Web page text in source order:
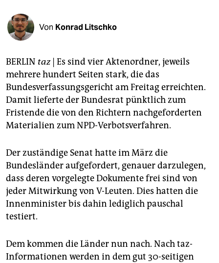
veranstaltungen
shop
unterstützen
abo
genossenschaft
epaper login
Von Konrad Litschko
BERLIN taz| Es sind vier Aktenordner, jeweils
mehrere hundert Seiten stark, die das
Bundesverfassungsgericht am Freitag erreichten.
Damit lieferte der Bundesrat pünktlich zum
Fristende die von den Richtern nachgeforderten
Materialien zum NPD-Verbotsverfahren.
Der zuständige Senat hatte im März die
Bundesländer aufgefordert, genauer darzulegen,
dass deren vorgelegte Dokumente frei sind von
jeder Mitwirkung von V-Leuten. Dies hatten die
Innenminister bis dahin lediglich pauschal
testiert.
Dem kommen die Länder nun nach. Nach taz-
Informationen werden in dem gut 30-seitigen